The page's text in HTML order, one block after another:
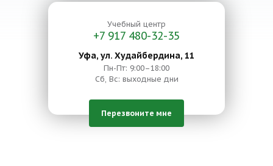
Учебный центр
+7 917 480-32-35
Уфа, ул. Худайбердина, 11
Пн-Пт: 9:00–18:00
Сб, Вс: выходные дни
Перезвоните мне